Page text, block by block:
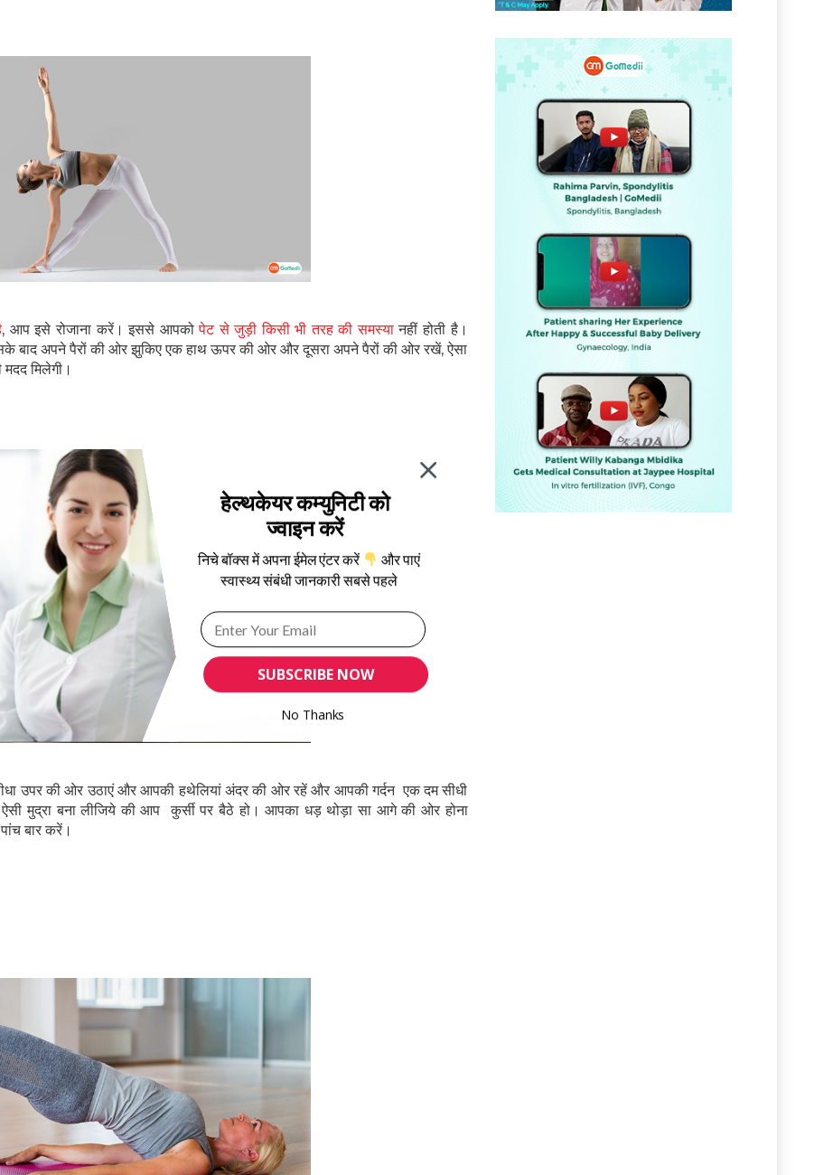
, आप इसे रोजाना करें। इससे आपकोपेट से जुड़ी किसी भी तरह की समस्यानहीं होती है।
बाद अपने पैरों की ओर झुकिए एक हाथ ऊपर की ओर और दूसरा अपने पैरों की ओर रखें, ऐसा
मिलेगी।
उपर की ओर उठाएं और आपकी हथेलियां अंदर की ओर रहें और आपकी गर्दन एक दम सीधी
मुद्रा बना लीजिये की आप कुर्सी पर बैठे हो। आपका धड़ थोड़ा सा आगे की ओर होना
बार करें।
SUBSCRIBE NOW
हेल्थकेयर कम्युनिटी को
ज्वाइन करें
निचे बॉक्स में अपना ईमेल एंटर करें और पाएं
स्वास्थ्य संबंधी जानकारी सबसे पहले
No Thanks